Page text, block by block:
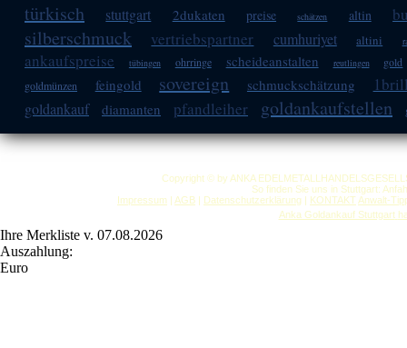
türkisch stuttgart 2dukaten preise schätzen altin
silberschmuck vertriebspartner cumhuriyet altini
ankaufspreise tübingen ohrringe scheideanstalten reutlingen
gold
goldmünzen
feingold sovereign schmuckschätzung
goldankauf diamanten pfandleiher goldankaufstellen
Copyright © by ANKA
So finden Sie uns in Stuttgart:
Impressum | AGB | Datenschutzerklärung | KONTAKT Anwalt-
Anka Goldankauf Stuttgart
Ihre Merkliste v. 07.08.2026
Auszahlung:
Euro